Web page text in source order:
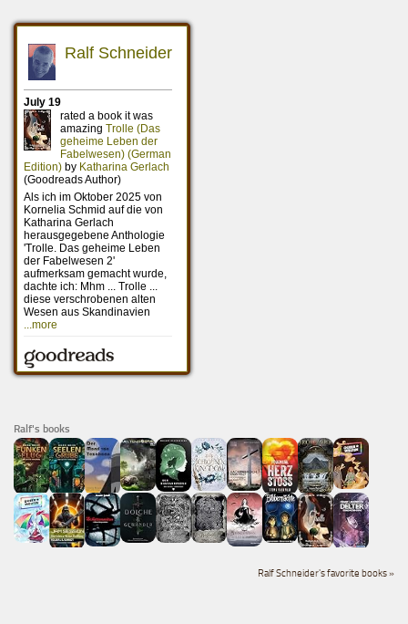
Ralf's books
Ralf Schneider's favorite books »